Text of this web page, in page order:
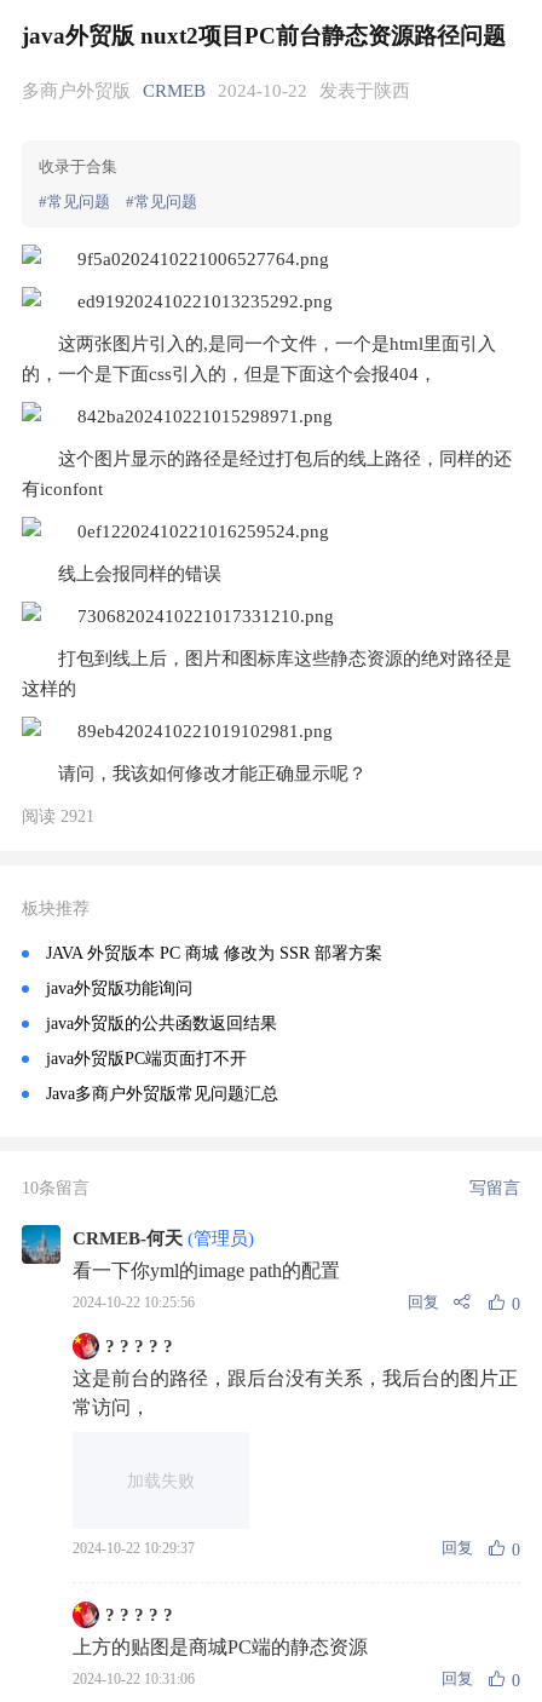
java外贸版 nuxt2项目PC前台静态资源路径问题
多商户外贸版 CRMEB 2024-10-22 发表于陕西
收录于合集
#常见问题
#常见问题
这两张图片引入的,是同一个文件，一个是html里面引入
的，一个是下面css引入的，但是下面这个会报404，
这个图片显示的路径是经过打包后的线上路径，同样的还
有iconfont
线上会报同样的错误
打包到线上后，图片和图标库这些静态资源的绝对路径是
这样的
请问，我该如何修改才能正确显示呢？
阅读 2921
板块推荐
JAVA 外贸版本 PC 商城 修改为 SSR 部署方案
java外贸版功能询问
java外贸版的公共函数返回结果
java外贸版PC端页面打不开
Java多商户外贸版常见问题汇总
10条留言 写留言
CRMEB-何天 (管理员)
看一下你yml的image path的配置
2024-10-22 10:25:56 回复 0
? ? ? ? ?
这是前台的路径，跟后台没有关系，我后台的图片正
常访问，
加载失败
2024-10-22 10:29:37 回复 0
? ? ? ? ?
上方的贴图是商城PC端的静态资源
2024-10-22 10:31:06 回复 0